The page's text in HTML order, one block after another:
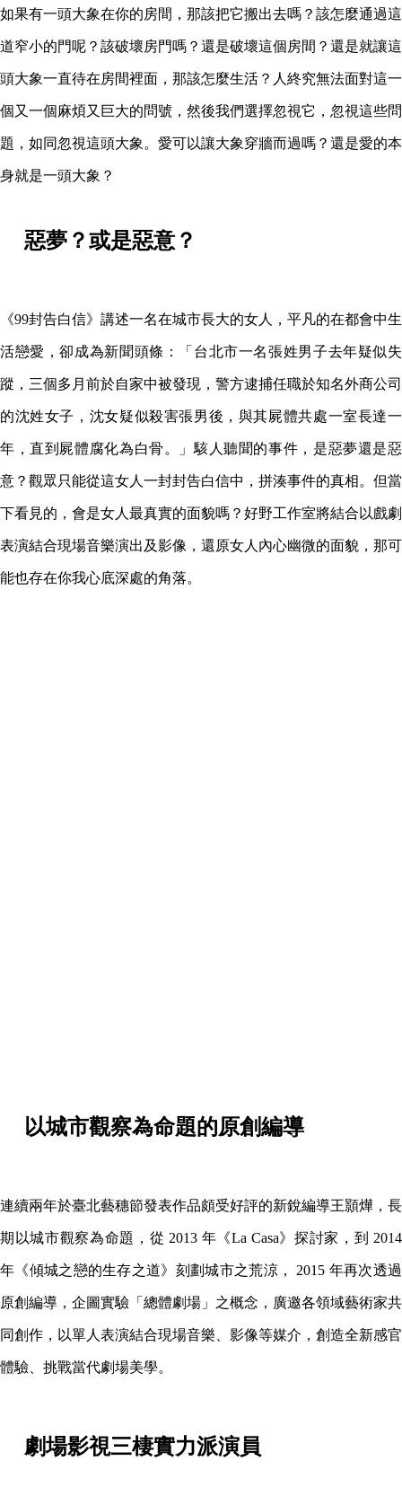
如果有一頭大象在你的房間，那該把它搬出去嗎？該怎麼通過這
道窄小的門呢？該破壞房門嗎？還是破壞這個房間？還是就讓這
頭大象一直待在房間裡面，那該怎麼生活？人終究無法面對這一
個又一個麻煩又巨大的問號，然後我們選擇忽視它，忽視這些問
題，如同忽視這頭大象。愛可以讓大象穿牆而過嗎？還是愛的本
身就是一頭大象？
惡夢？或是惡意？
《99封告白信》講述一名在城市長大的女人，平凡的在都會中生
活戀愛，卻成為新聞頭條：「台北市一名張姓男子去年疑似失
蹤，三個多月前於自家中被發現，警方逮捕任職於知名外商公司
的沈姓女子，沈女疑似殺害張男後，與其屍體共處一室長達一
年，直到屍體腐化為白骨。」駭人聽聞的事件，是惡夢還是惡
意？觀眾只能從這女人一封封告白信中，拼湊事件的真相。但當
下看見的，會是女人最真實的面貌嗎？好野工作室將結合以戲劇
表演結合現場音樂演出及影像，還原女人內心幽微的面貌，那可
能也存在你我心底深處的角落。
以城市觀察為命題的原創編導
連續兩年於臺北藝穗節發表作品頗受好評的新銳編導王顥燁，長
期以城市觀察為命題，從 2013 年《La Casa》探討家，到 2014
年《傾城之戀的生存之道》刻劃城市之荒涼， 2015 年再次透過
原創編導，企圖實驗「總體劇場」之概念，廣邀各領域藝術家共
同創作，以單人表演結合現場音樂、影像等媒介，創造全新感官
體驗、挑戰當代劇場美學。
劇場影視三棲實力派演員